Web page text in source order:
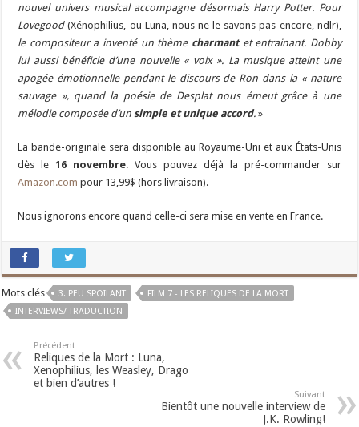
nouvel univers musical accompagne désormais Harry Potter. Pour
Lovegood(Xénophilius, ou Luna, nous ne le savons pas encore, ndlr),
le compositeur a inventé un thème charmantet entrainant. Dobby
lui aussi bénéficie d’une nouvelle « voix ». La musique atteint une
apogée émotionnelle pendant le discours de Ron dans la « nature
sauvage », quand la poésie de Desplat nous émeut grâce à une
mélodie composée d’unsimple et unique accord. »
La bande-originale sera disponible au Royaume-Uni et aux États-Unis
dès le16 novembre. Vous pouvez déjà la pré-commander sur
Amazon.com pour 13,99$ (hors livraison).
Nous ignorons encore quand celle-ci sera mise en vente en France.
Mots clés 3. PEU SPOILANT
FILM 7 - LES RELIQUES DE LA MORT
INTERVIEWS/ TRADUCTION
Précédent
Reliques de la Mort : Luna,
Xenophilius, les Weasley, Drago
et bien d’autres !
Suivant
Bientôt une nouvelle interview de
J.K. Rowling!